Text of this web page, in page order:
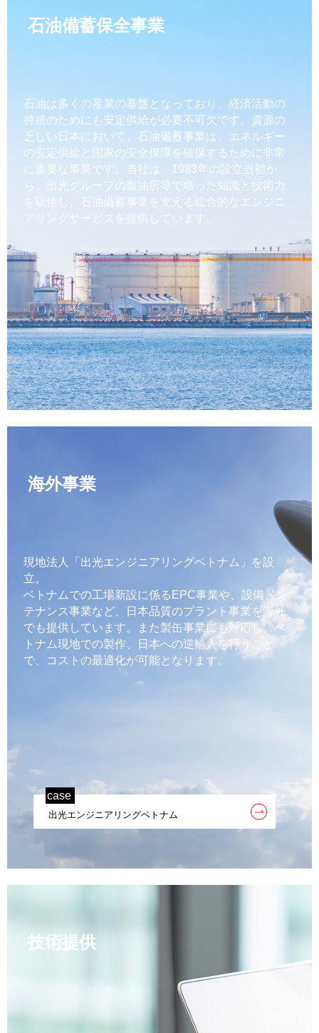
石油備蓄保全事業
石油は多くの産業の基盤となっており、経済活動の
持続のためにも安定供給が必要不可欠です。資源の
乏しい日本において、石油備蓄事業は、エネルギー
の安定供給と国家の安全保障を確保するために非常
に重要な事業です。当社は、1983年の設立当初か
ら、出光グループの製油所等で培った知識と技術力
を駆使し、石油備蓄事業を支える総合的なエンジニ
アリングサービスを提供しています。
海外事業
現地法人「出光エンジニアリングベトナム」を設
立。
ベトナムでの工場新設に係るEPC事業や、設備メン
テナンス事業など、日本品質のプラント事業を海外
でも提供しています。また製缶事業にも対応し、ベ
トナム現地での製作、日本への逆輸入を行うこと
で、コストの最適化が可能となります。
case
出光エンジニアリングベトナム
技術提供